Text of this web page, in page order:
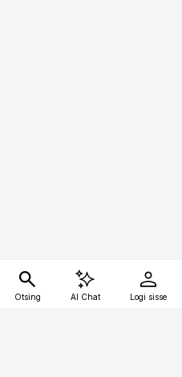
Otsing AI Chat Logi sisse